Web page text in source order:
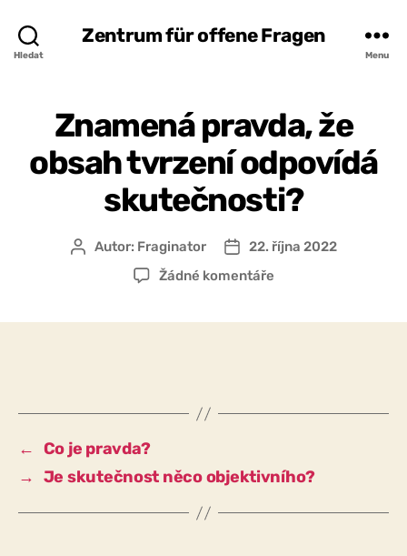
Hledat
Zentrum für offene Fragen
Menu
Znamená pravda, že
obsah tvrzení odpovídá
skutečnosti?
Autor
příspěvku
Autor: Fraginator
Datum
příspěvku
22. října 2022
Žádné komentářeu
obsah
skutečnosti?
← Co je pravda?
→ Je skutečnost něco objektivního?